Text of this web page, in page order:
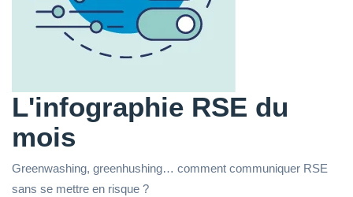
L'infographie RSE du
mois
Greenwashing, greenhushing… comment communiquer RSE
sans se mettre en risque ?